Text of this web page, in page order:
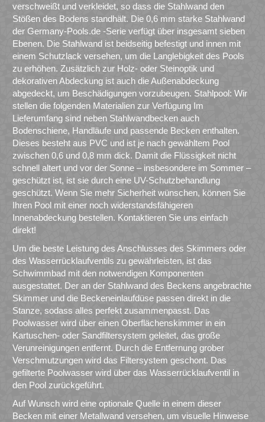
verschweißt und verkleidet, so dass die Stahlwand den
Stößen des Bodens standhält. Die 0,6 mm starke Stahlwand
der Germany-Pools.de -Serie verfügt über insgesamt sieben
Ebenen. Die Stahlwand ist beidseitig befestigt und innen mit
einem Schutzlack versehen, um die Langlebigkeit des Pools
zu erhöhen. Zusätzlich zur Holz- oder Steinoptik und
dekorativen Abdeckung ist auch die Außenabdeckung
abgedeckt, um Beschädigungen vorzubeugen. Stahlpool: Wir
stellen die folgenden Materialien zur Verfügung Im
Lieferumfang sind neben Stahlwandbecken auch
Bodenschiene, Handläufe und passende Becken enthalten.
Dieses besteht aus PVC und ist je nach gewähltem Pool
zwischen 0,6 und 0,8 mm dick. Damit die Flüssigkeit nicht
schnell altert und vor der Sonne – insbesondere im Sommer –
geschützt ist, ist sie durch eine UV-Schutzbehandlung
geschützt. Wenn Sie mehr Sicherheit wünschen, können Sie
Ihren Pool mit einer noch widerstandsfähigeren
Innenabdeckung bestellen. Kontaktieren Sie uns einfach
direkt!
Um die beste Leistung des Anschlusses des Skimmers oder
des Wasserrücklaufventils zu gewährleisten, ist das
Schwimmbad mit den notwendigen Komponenten
ausgestattet. Der an der Stahlwand des Beckens angebrachte
Skimmer und die Beckeneinlaufdüse passen direkt in die
Stanze, sodass alles perfekt zusammenpasst. Das
Poolwasser wird über einen Oberflächenskimmer in ein
Kartuschen- oder Sandfiltersystem geleitet, das große
Verunreinigungen entfernt. Durch die Entfernung grober
Verschmutzungen wird das Filtersystem geschont. Das
gefilterte Poolwasser wird über das Wasserrücklaufventil in
den Pool zurückgeführt.
Auf Wunsch wird eine optionale Quelle in einem dieser
Becken mit einer Metallwand versehen, um visuelle Hinweise